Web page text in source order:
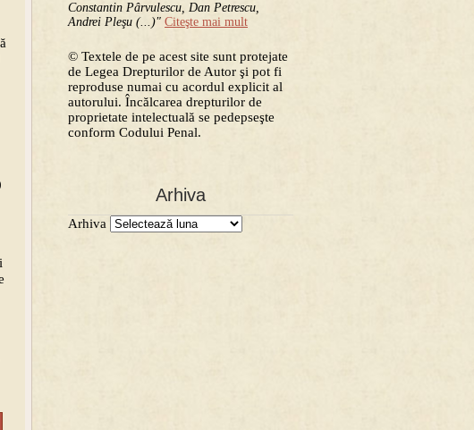
Constantin Pârvulescu, Dan Petrescu,
Andrei Pleşu (...)" Citeşte mai mult
© Textele de pe acest site sunt protejate
de Legea Drepturilor de Autor şi pot fi
reproduse numai cu acordul explicit al
autorului. Încălcarea drepturilor de
proprietate intelectuală se pedepseşte
conform Codului Penal.
Arhiva
Arhiva